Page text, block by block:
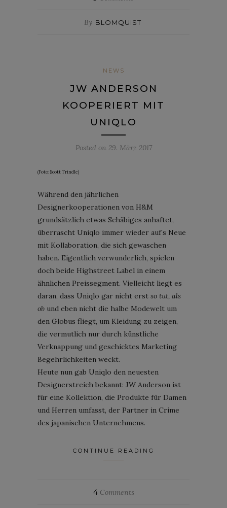
By BLOMQUIST
NEWS
JW ANDERSON
KOOPERIERT MIT
UNIQLO
Posted on 29. März 2017
(Foto: Scott Trindle)
Während den jährlichen
Designerkooperationen von H&M
grundsätzlich etwas Schäbiges anhaftet,
überrascht Uniqlo immer wieder auf’s Neue
mit Kollaboration, die sich gewaschen
haben. Eigentlich verwunderlich, spielen
doch beide Highstreet Label in einem
ähnlichen Preissegment. Vielleicht liegt es
daran, dass Uniqlo gar nicht erst so tut, als
ob und eben nicht die halbe Modewelt um
den Globus fliegt, um Kleidung zu zeigen,
die vermutlich nur durch künstliche
Verknappung und geschicktes Marketing
Begehrlichkeiten weckt.
Heute nun gab Uniqlo den neuesten
Designerstreich bekannt: JW Anderson ist
für eine Kollektion, die Produkte für Damen
und Herren umfasst, der Partner in Crime
des japanischen Unternehmens.
CONTINUE READING
4Comments